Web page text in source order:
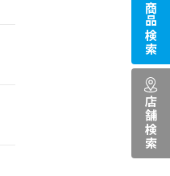
商品検索
店舗検索